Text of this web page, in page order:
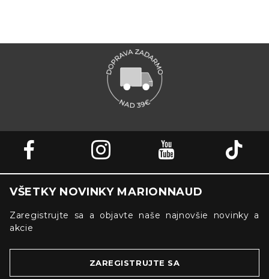
VŠETKY NOVINKY MARIONNAUD
Zaregistrujte sa a objavte naše najnovšie novinky a
akcie
ZAREGISTRUJTE SA